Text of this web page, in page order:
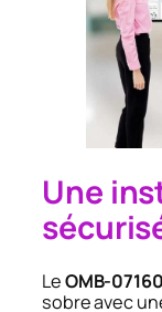
Une
LeOMB-07160
sobre avec